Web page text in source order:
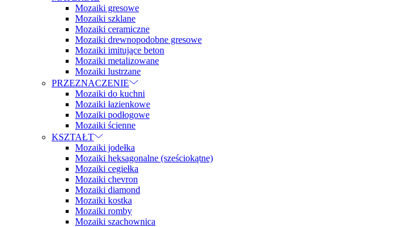
Mozaiki gresowe
Mozaiki szklane
Mozaiki ceramiczne
Mozaiki drewnopodobne gresowe
Mozaiki imitujące beton
Mozaiki metalizowane
Mozaiki lustrzane
PRZEZNACZENIE
Mozaiki do kuchni
Mozaiki łazienkowe
Mozaiki podłogowe
Mozaiki ścienne
KSZTAŁT
Mozaiki jodełka
Mozaiki heksagonalne (sześciokątne)
Mozaiki cegiełka
Mozaiki chevron
Mozaiki diamond
Mozaiki kostka
Mozaiki romby
Mozaiki szachownica